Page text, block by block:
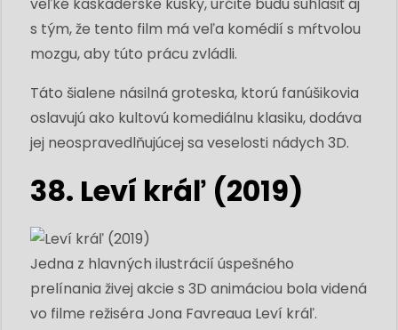
s tým, že tento film má veľa komédií s mŕtvolou
mozgu, aby túto prácu zvládli.
Táto šialene násilná groteska, ktorú fanúšikovia
oslavujú ako kultovú komediálnu klasiku, dodáva
jej neospravedlňujúcej sa veselosti nádych 3D.
38. Leví kráľ (2019)
Jedna z hlavných ilustrácií úspešného
prelínania živej akcie s 3D animáciou bola videná
vo filme režiséra Jona Favreaua Leví kráľ.